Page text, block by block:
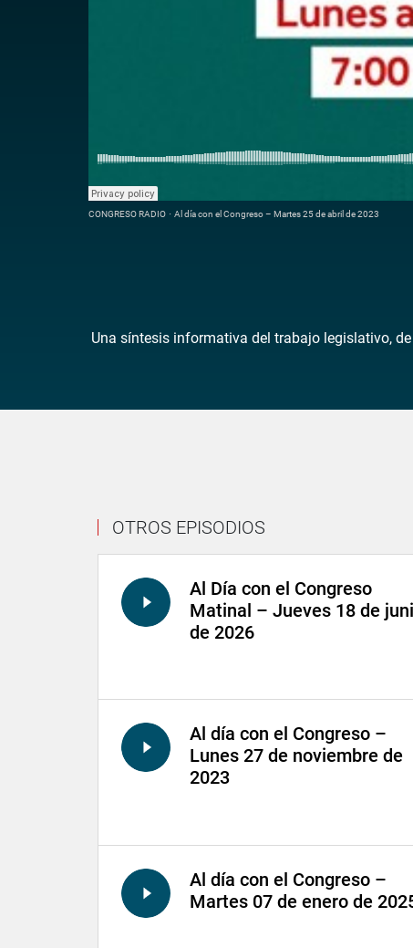
CONGRESO RADIO · Al día con el Congreso – Martes 25 de abril de 2023
Una síntesis informativa del trabajo legislativo,
OTROS EPISODIOS
Al Día con el Congreso
Matinal – Jueves 18 de
de 2026
Al día con el Congreso –
Lunes 27 de noviembre de
2023
Al día con el Congreso –
Martes 07 de enero de